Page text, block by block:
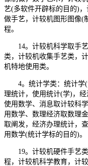
艺(多软件开辟标的目的)
做手艺，计较机图形图像(
程。
14。计较机科学取手艺
类，计较机收集手艺类，
机特地使用类。
4。统计学类：统计学(
理统计，使用统计(学)，
使用数学、消息取计较科
用数学、数理经济取数理
取阐发，经济办理统计，
用数学(统计学标的目的)。
19。计较机硬件手艺类
程，计较机科学教育，计